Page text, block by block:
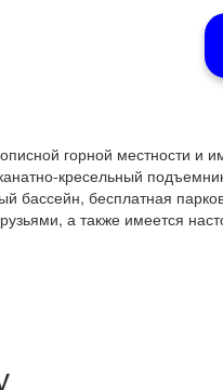
горной местности и
кресельный
бассейн, бесплатная
а также имеется